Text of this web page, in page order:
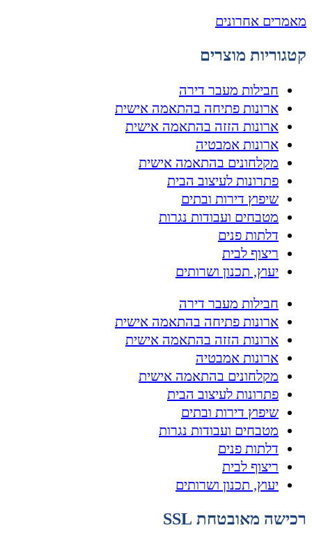
מאמרים אחרונים
קטגוריות מוצרים
חבילות מעבר דירה
ארונות פתיחה בהתאמה אישית
ארונות הזזה בהתאמה אישית
ארונות אמבטיה
מקלחונים בהתאמה אישית
פתרונות לעיצוב הבית
שיפוץ דירות ובתים
מטבחים ועבודות נגרות
דלתות פנים
ריצוף לבית
יעוץ, תכנון ושרותים
חבילות מעבר דירה
ארונות פתיחה בהתאמה אישית
ארונות הזזה בהתאמה אישית
ארונות אמבטיה
מקלחונים בהתאמה אישית
פתרונות לעיצוב הבית
שיפוץ דירות ובתים
מטבחים ועבודות נגרות
דלתות פנים
ריצוף לבית
יעוץ, תכנון ושרותים
רכישה מאובטחת SSL